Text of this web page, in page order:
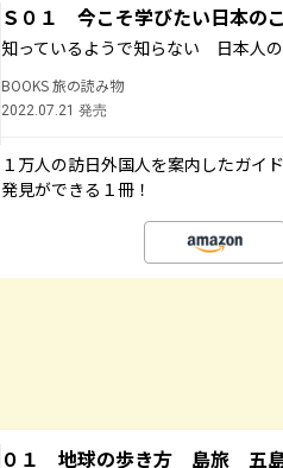
Ｓ０１ 今こそ学びたい日本の
知っているようで知らない 日本人
BOOKS 旅の読み物
2022.07.21 発売
１万人の訪日外国人を案内したガイ
発見ができる１冊！
０１ 地球の歩き方 島旅 五